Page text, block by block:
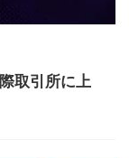
取引所に上